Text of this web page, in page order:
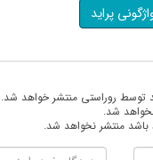
پراید
توسط روراستی منتشر خواهد شد.
شد.
باشد منتشر نخواهد شد.